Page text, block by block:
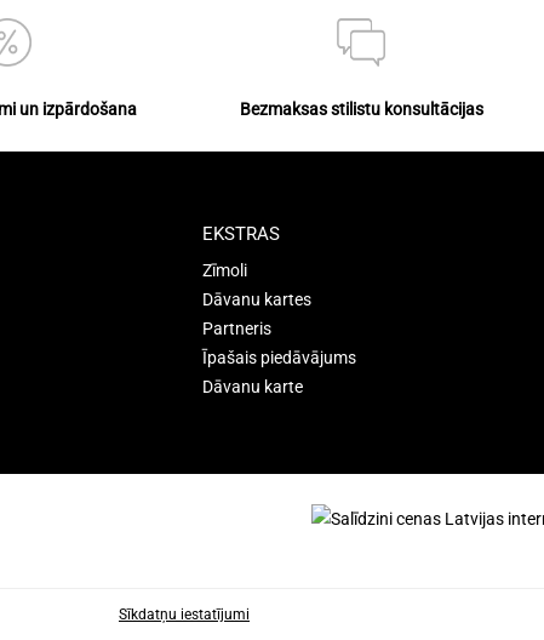
un izpārdošana Bezmaksas stilistu konsultācijas
EKSTRAS
Zīmoli
Dāvanu kartes
Partneris
Īpašais piedāvājums
Dāvanu karte
Sīkdatņu iestatījumi